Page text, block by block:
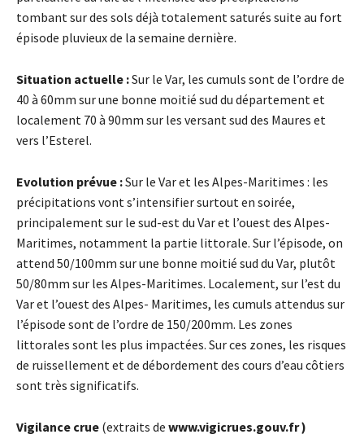
tombant sur des sols déjà totalement saturés suite au fort
épisode pluvieux de la semaine dernière.
Situation actuelle :Sur le Var, les cumuls sont de l’ordre de
40 à 60mm sur une bonne moitié sud du département et
localement 70 à 90mm sur les versant sud des Maures et
vers l’Esterel.
Evolution prévue :Sur le Var et les Alpes-Maritimes : les
précipitations vont s’intensifier surtout en soirée,
principalement sur le sud-est du Var et l’ouest des Alpes-
Maritimes, notamment la partie littorale. Sur l’épisode, on
attend 50/100mm sur une bonne moitié sud du Var, plutôt
50/80mm sur les Alpes-Maritimes. Localement, sur l’est du
Var et l’ouest des Alpes- Maritimes, les cumuls attendus sur
l’épisode sont de l’ordre de 150/200mm. Les zones
littorales sont les plus impactées. Sur ces zones, les risques
de ruissellement et de débordement des cours d’eau côtiers
sont très significatifs.
Vigilance crue (extraits de www.vigicrues.gouv.fr )